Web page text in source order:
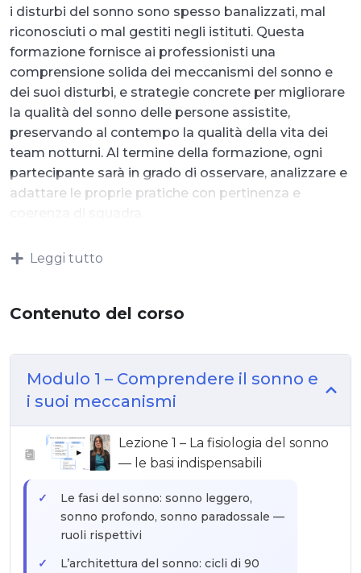
i disturbi del sonno sono spesso banalizzati, mal
riconosciuti o mal gestiti negli istituti. Questa
formazione fornisce ai professionisti una
comprensione solida dei meccanismi del sonno e
dei suoi disturbi, e strategie concrete per migliorare
la qualità del sonno delle persone assistite,
preservando al contempo la qualità della vita dei
team notturni. Al termine della formazione, ogni
partecipante sarà in grado di osservare, analizzare e
adattare le proprie pratiche con pertinenza e
Leggi tutto
Contenuto del corso
Modulo 1 – Comprendere il sonno e
i suoi meccanismi
▶
Lezione 1 – La fisiologia del sonno
— le basi indispensabili
Le fasi del sonno: sonno leggero,
sonno profondo, sonno paradossale —
ruoli rispettivi
L’architettura del sonno: cicli di 90